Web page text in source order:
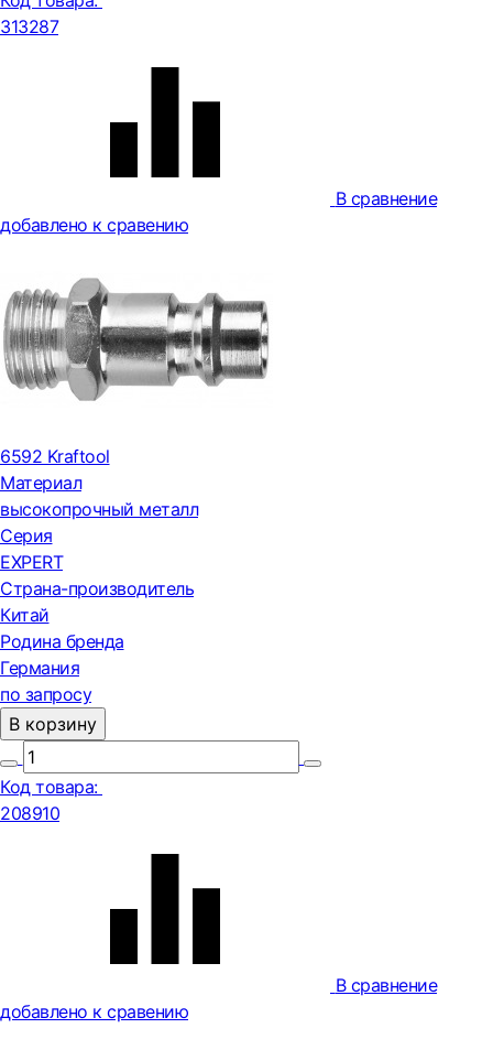
313287
В сравнение
добавлено к сравению
6592 Kraftool
Материал
высокопрочный металл
Серия
EXPERT
Страна-производитель
Китай
Родина бренда
Германия
по запросу
В корзину
Код товара:
208910
В сравнение
добавлено к сравению